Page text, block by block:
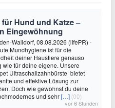
Hund und Katze –
Eingewöhnung
Walldorf, 08.08.2026 (lifePR) -
Mundhygiene ist für die
deiner Haustiere genauso
wie für deine eigene. Unsere
Ultraschallzahnbürste bietet
und effektive Lösung zur
Doch wie gewöhnst du deine
und sehr[…] (00)
vor 6 Stunden